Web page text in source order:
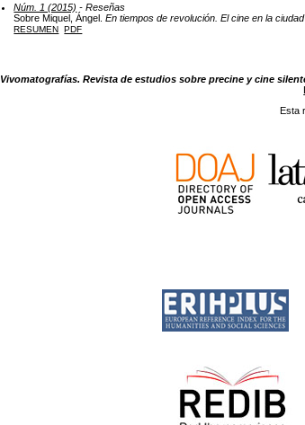
Núm. 1 (2015) - Reseñas
Sobre Miquel, Ángel.En tiempos de revolución. El cine en la
RESUMEN PDF
Vivomatografías. Revista de estudios sobre precine y cine
Esta